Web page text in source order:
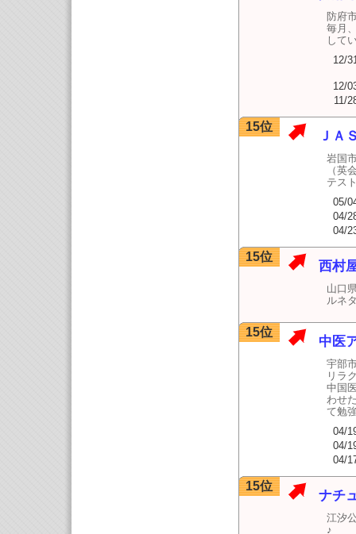
防府
毎月
して
12/
12/
11/
15位
ＪＡ
岩国
（英
テス
05/
04/
04/
15位
西村
山口
ルネ
15位
中医
宇部
リラ
中国
わせ
て勉
04/
04/
04/
15位
ナチ
江汐
♪